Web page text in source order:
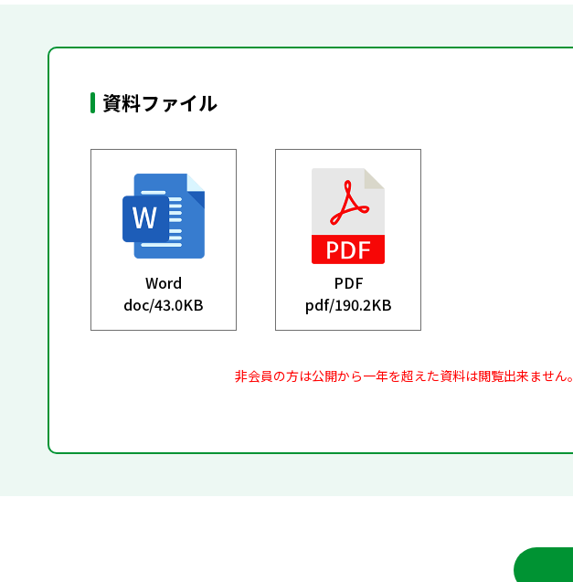
資料ファイル
Word
doc/43.0KB
PDF
pdf/190.2KB
非会員の方は公開から一年を超えた資料は閲覧出来ません。